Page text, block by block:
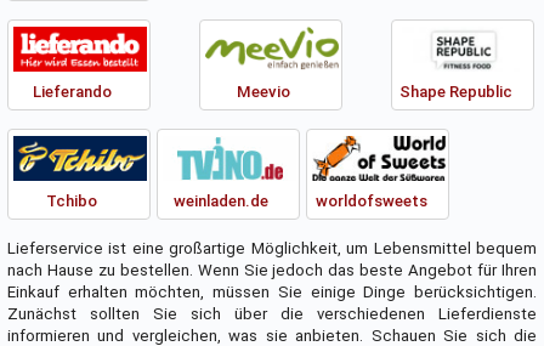
Lieferando Meevio Shape Republic
Tchibo weinladen.de worldofsweets
Lieferservice ist eine großartige Möglichkeit, um Lebensmittel bequem
nach Hause zu bestellen. Wenn Sie jedoch das beste Angebot für Ihren
Einkauf erhalten möchten, müssen Sie einige Dinge berücksichtigen.
Zunächst sollten Sie sich über die verschiedenen Lieferdienste
informieren und vergleichen, was sie anbieten. Schauen Sie sich die